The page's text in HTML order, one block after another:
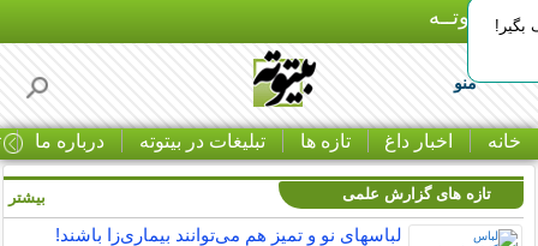
بـیتوتــه
منو
خانه اخبار داغ تازه ها تبلیغات در بیتوته درباره ما
تازه های گزارش علمی
لباس‎های نو و تمیز هم می‌توانند بیماری‌زا باشند!
بیشتر